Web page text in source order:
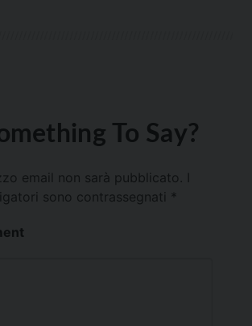
To Say?
email non sarà pubblicato.
sono contrassegnati *